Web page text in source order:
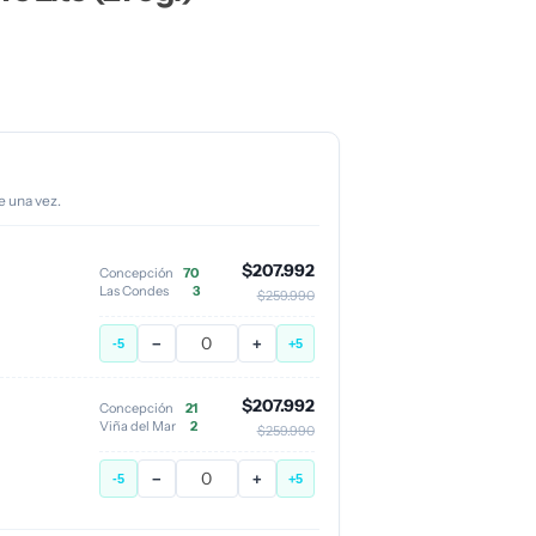
una vez.
Concepción
70
Las Condes
3
$207.992
$259.990
-5 − + +5
Concepción
21
Viña del Mar
2
$207.992
$259.990
-5 − + +5